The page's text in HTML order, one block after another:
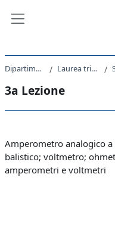
Dipartimento di Fisica Laurea triennale (DM270)
3a Lezione
Schema della
Amperometro analogico
balistico; voltmetro;
amperometri e voltmetri